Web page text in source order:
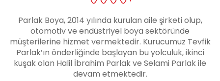
Parlak Boya, 2014 yılında kurulan aile şirketi olup,
otomotiv ve endüstriyel boya sektöründe
müşterilerine hizmet vermektedir. Kurucumuz Tevfik
Parlak’ın önderliğinde başlayan bu yolculuk, ikinci
kuşak olan Halil İbrahim Parlak ve Selami Parlak ile
devam etmektedir.